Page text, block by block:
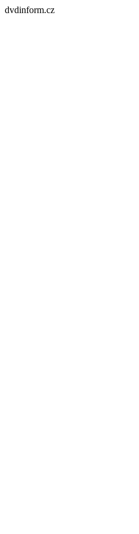
dvdinform.cz